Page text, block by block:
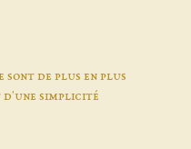
sont de plus en plus
simplicité